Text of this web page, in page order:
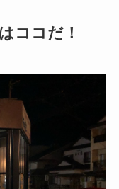
ココだ！